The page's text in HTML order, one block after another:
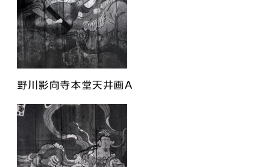
野川影向寺本堂天井画A